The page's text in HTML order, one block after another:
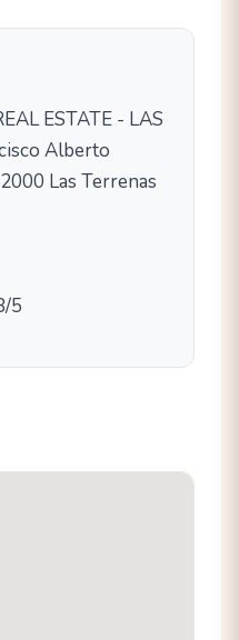
ESTATE - LAS
Alberto
Las Terrenas
5